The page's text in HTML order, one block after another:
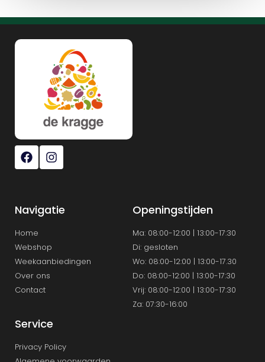
Navigatie
Home
Webshop
Weekaanbiedingen
Over ons
Contact
Openingstijden
Ma: 08:00-12:00 | 13:00-17:30
Di: gesloten
Wo: 08:00-12:00 | 13:00-17.30
Do: 08:00-12:00 | 13:00-17:30
Vrij: 08:00-12:00 | 13:00-17:30
Za: 07:30-16:00
Service
Privacy Policy